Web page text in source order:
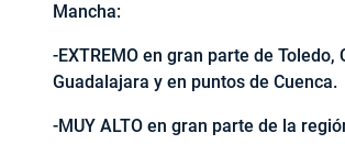
Mancha:
-EXTREMO en gran parte de Toledo,
Guadalajara y en puntos de Cuenca.
-MUY ALTO en gran parte de la